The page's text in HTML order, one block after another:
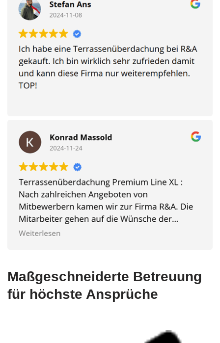
Maßgeschneiderte Betreuung
für höchste Ansprüche